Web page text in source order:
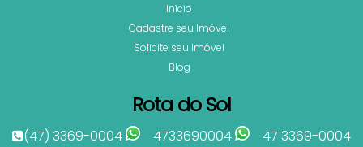
Início
Cadastre seu Imóvel
Solicite seu Imóvel
Blog
Rota do Sol
(47) 3369-0004 4733690004
47 3369-0004